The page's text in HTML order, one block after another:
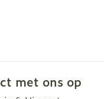
met ons op